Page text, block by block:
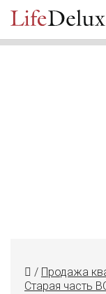
/ Продажа
Старая часть
14-я линия,
+7 (812)